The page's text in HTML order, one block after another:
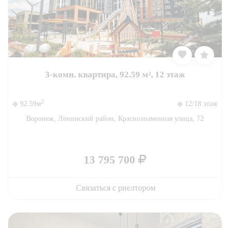
3-комн. квартира, 92.59 м², 12 этаж
92.59м2
12/18 этаж
Воронеж, Ленинский район, Краснознаменная улица, 72
13 795 700
Связаться с риелтором